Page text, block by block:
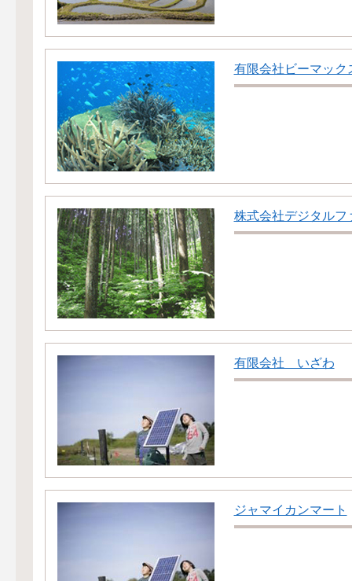
有限会社ビーマック
株式会社デジタルフ
有限会社 いざわ
ジャマイカンマート